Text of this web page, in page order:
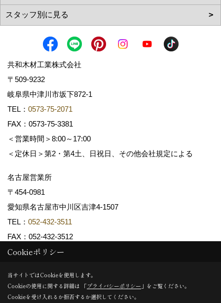
共和木材工業株式会社
〒509-9232
岐阜県中津川市坂下872‐1
TEL： 0573-75-2071
FAX：0573-75-3381
＜営業時間＞8:00～17:00
＜定休日＞第2・第4土、日祝日、その他会社規定による
名古屋営業所
〒454-0981
愛知県名古屋市中川区吉津4-1507
TEL： 052-432-3511
FAX：052-432-3512
Copyright (c) 共和木材工業株式会社. All Rights Reserved.
Produced byゴデスクリエイト
Cookieポリシー
当サイトではCookieを使用します。
Cookieの使用に関する詳細は 「プライバシーポリシー 」をご覧ください。
Cookieを受け入れるか拒否するか選択してください。